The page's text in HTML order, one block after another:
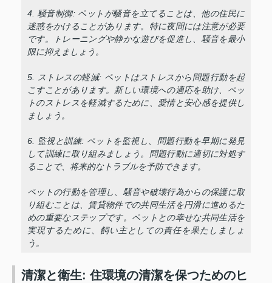
4. 騒音制御: ペットが騒音を立てることは、他の住民に
迷惑をかけることがあります。特に夜間には注意が必要
です。トレーニングや静かな遊びを促進し、騒音を最小
限に抑えましょう。
5. ストレスの軽減: ペットはストレスから問題行動を起
こすことがあります。新しい環境への適応を助け、ペッ
トのストレスを軽減するために、愛情と安心感を提供し
ましょう。
6. 監視と訓練: ペットを監視し、問題行動を早期に発見
して訓練に取り組みましょう。問題行動に適切に対処す
ることで、将来的なトラブルを予防できます。
ペットの行動を管理し、騒音や破壊行為からの保護に取
り組むことは、賃貸物件での共同生活を円滑に進めるた
めの重要なステップです。ペットとの幸せな共同生活を
実現するために、飼い主としての責任を果たしましょ
う。
清潔と衛生: 住環境の清潔を保つためのヒ